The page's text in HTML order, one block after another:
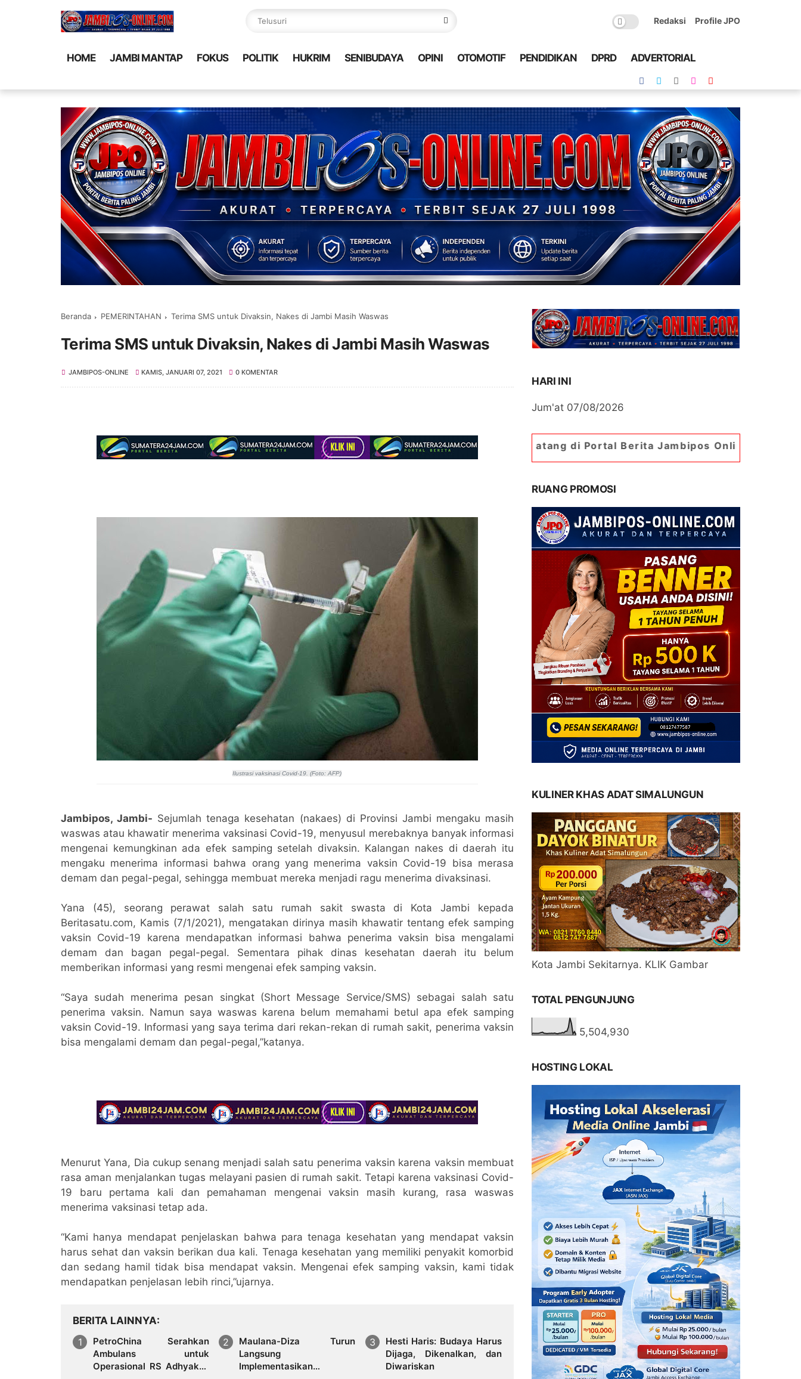
Redaksi Profile JPO
HOME JAMBI MANTAP FOKUS POLITIK HUKRIM SENIBUDAYA OPINI OTOMOTIF PENDIDIKAN DPRD ADVERTORIAL
Beranda PEMERINTAHAN Terima SMS untuk Divaksin, Nakes di Jambi Masih Waswas
Terima SMS untuk Divaksin, Nakes di Jambi Masih Waswas
JAMBIPOS-ONLINE KAMIS, JANUARI 07, 2021 0 KOMENTAR
Ilustrasi vaksinasi Covid-19. (Foto: AFP)
Jambipos, Jambi- Sejumlah tenaga kesehatan (nakaes) di Provinsi Jambi mengaku masih
waswas atau khawatir menerima vaksinasi Covid-19, menyusul merebaknya banyak informasi
mengenai kemungkinan ada efek samping setelah divaksin. Kalangan nakes di daerah itu
mengaku menerima informasi bahwa orang yang menerima vaksin Covid-19 bisa merasa
demam dan pegal-pegal, sehingga membuat mereka menjadi ragu menerima divaksinasi.
Yana (45), seorang perawat salah satu rumah sakit swasta di Kota Jambi kepada
Beritasatu.com, Kamis (7/1/2021), mengatakan dirinya masih khawatir tentang efek samping
vaksin Covid-19 karena mendapatkan informasi bahwa penerima vaksin bisa mengalami
demam dan bagan pegal-pegal. Sementara pihak dinas kesehatan daerah itu belum
memberikan informasi yang resmi mengenai efek samping vaksin.
“Saya sudah menerima pesan singkat (Short Message Service/SMS) sebagai salah satu
penerima vaksin. Namun saya waswas karena belum memahami betul apa efek samping
vaksin Covid-19. Informasi yang saya terima dari rekan-rekan di rumah sakit, penerima vaksin
bisa mengalami demam dan pegal-pegal,”katanya.
Menurut Yana, Dia cukup senang menjadi salah satu penerima vaksin karena vaksin membuat
rasa aman menjalankan tugas melayani pasien di rumah sakit. Tetapi karena vaksinasi Covid-
19 baru pertama kali dan pemahaman mengenai vaksin masih kurang, rasa waswas
menerima vaksinasi tetap ada.
“Kami hanya mendapat penjelaskan bahwa para tenaga kesehatan yang mendapat vaksin
harus sehat dan vaksin berikan dua kali. Tenaga kesehatan yang memiliki penyakit komorbid
dan sedang hamil tidak bisa mendapat vaksin. Mengenai efek samping vaksin, kami tidak
mendapatkan penjelasan lebih rinci,”ujarnya.
BERITA LAINNYA
PetroChina Serahkan
Ambulans untuk
Operasional RS Adhyaksa
Maulana-Diza Turun
Langsung
Implementasikan
Hesti Haris: Budaya Harus
Dijaga, Dikenalkan, dan
Diwariskan
HARI INI
Jum'at 07/08/2026
Selamat Datang di Portal Berita Jambipos Online. Portal Berita Paling
RUANG PROMOSI
KULINER KHAS ADAT SIMALUNGUN
Kota Jambi Sekitarnya. KLIK Gambar
TOTAL PENGUNJUNG
5,504,930
HOSTING LOKAL